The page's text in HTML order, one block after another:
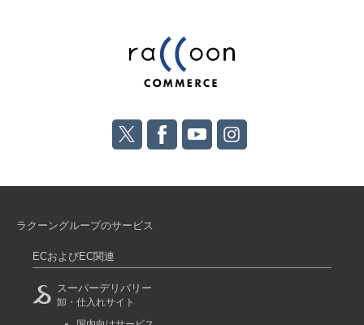
ラクーングループのサービス
ECおよびEC関連
スーパーデリバリー
卸・仕入れサイト